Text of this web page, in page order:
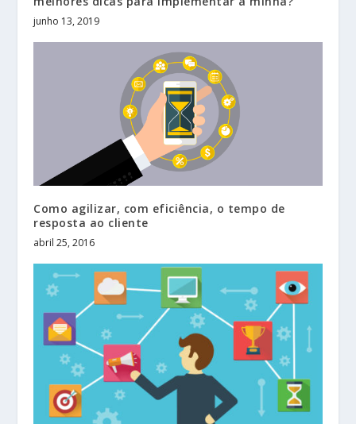
junho 13, 2019
Como agilizar, com eficiência, o tempo de
resposta ao cliente
abril 25, 2016